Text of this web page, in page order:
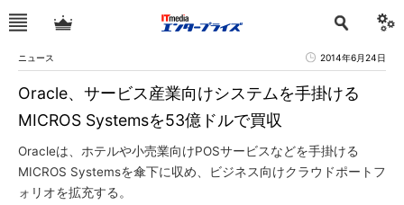
ニュース 2014年6月24日
Oracle、サービス産業向けシステムを手掛ける
MICROS Systemsを53億ドルで買収
Oracleは、ホテルや小売業向けPOSサービスなどを手掛ける
MICROS Systemsを傘下に収め、ビジネス向けクラウドポートフ
ォリオを拡充する。